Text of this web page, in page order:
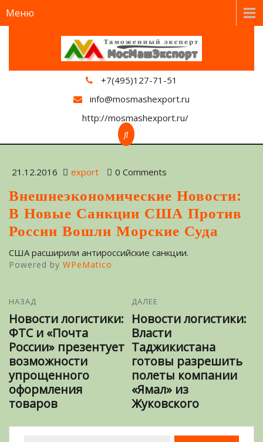
Меню
+7(495)127-71-51
info@mosmashexport.ru
http://mosmashexport.ru/
21.12.2016 export 0 Comments
Внешнеэкономические Новости:
В Новые Санкции США Против
России Вошли Морские Суда
США расширили антироссийские санкции.
Powered by WPeMatico
НАЗАД
Новости логистики:
ФТС и «Почта
России» презентует
возможности
упрощенного
оформления
товаров
ДАЛЕЕ
Новости логистики:
Власти
Таджикистана
готовы разрешить
полеты компании
«Ямал» из
Жуковского